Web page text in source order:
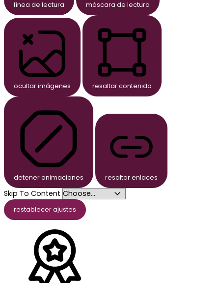
línea de lectura máscara de lectura
ocultar imágenes resaltar contenido
detener animaciones resaltar enlaces
Skip To Content
restablecer ajustes